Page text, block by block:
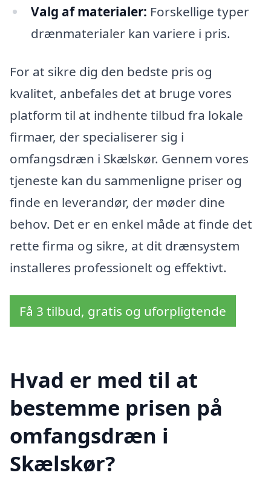
Valg af materialer: Forskellige typer
drænmaterialer kan variere i pris.
For at sikre dig den bedste pris og
kvalitet, anbefales det at bruge vores
platform til at indhente tilbud fra lokale
firmaer, der specialiserer sig i
omfangsdræn i Skælskør. Gennem vores
tjeneste kan du sammenligne priser og
finde en leverandør, der møder dine
behov. Det er en enkel måde at finde det
rette firma og sikre, at dit drænsystem
installeres professionelt og effektivt.
Få 3 tilbud, gratis og uforpligtende
Hvad er med til at
bestemme prisen på
omfangsdræn i
Skælskør?